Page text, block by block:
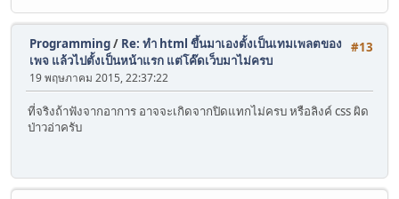
#13
Programming/ Re: ทำ html ขึ้นมาเองตั้งเป็นเทมเพลตของ
เพจ แล้วไปตั้งเป็นหน้าแรก แต่โค๊ดเว็บมาไม่ครบ
19 พฤษภาคม 2015, 22:37:22
ที่จริงถ้าฟังจากอาการ อาจจะเกิดจากปิดแทกไม่ครบ หรือลิงค์ css ผิด
ป่าวอ่าครับ